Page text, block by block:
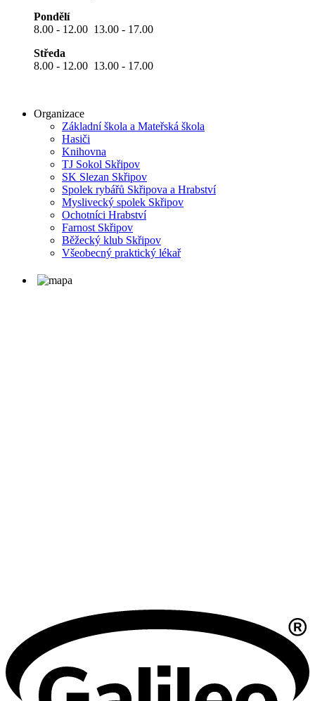
Pondělí
8.00 - 12.00 13.00 - 17.00
Středa
8.00 - 12.00 13.00 - 17.00
Organizace
Základní škola a Mateřská škola
Hasiči
Knihovna
TJ Sokol Skřipov
SK Slezan Skřipov
Spolek rybářů Skřipova a Hrabství
Myslivecký spolek Skřipov
Ochotníci Hrabství
Farnost Skřipov
Běžecký klub Skřipov
Všeobecný praktický lékař